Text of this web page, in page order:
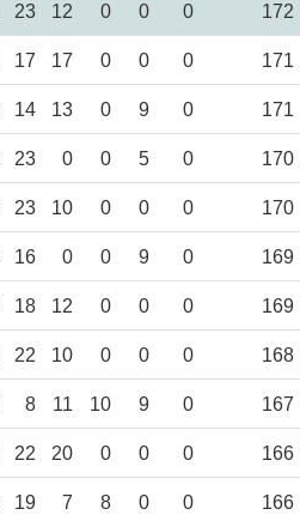
23 12 0 0 0 172
17 17 0 0 0 171
14 13 0 9 0 171
23 0 0 5 0 170
23 10 0 0 0 170
16 0 0 9 0 169
18 12 0 0 0 169
22 10 0 0 0 168
8 11 10 9 0 167
22 20 0 0 0 166
19 7 8 0 0 166